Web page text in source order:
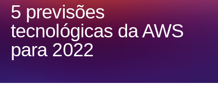
5 previsões
tecnológicas da AWS
para 2022